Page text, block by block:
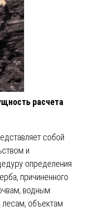
расчета
собой
и
определения
причиненного
водным
объектам